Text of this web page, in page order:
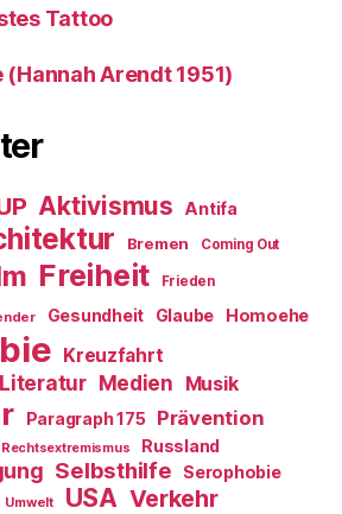
Tattoo
(Hannah Arendt 1951)
Aktivismus Antifa
Bremen Coming Out
Freiheit Frieden
Gesundheit Glaube Homoehe
Kreuzfahrt
Literatur Medien Musik
Paragraph 175
Prävention
Rechtsextremismus Russland
Selbsthilfe Serophobie
Umwelt USA Verkehr